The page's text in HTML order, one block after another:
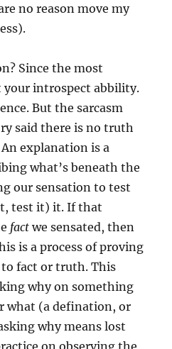
no reason move my
Since the most
your introspect abbility.
But the sarcasm
said there is no truth
explanation is a
what’s beneath the
our sensation to test
test it) it. If that
fact we sensated, then
is a process of proving
fact or truth. This
why on something
what (a defination, or
why means lost
on observing the